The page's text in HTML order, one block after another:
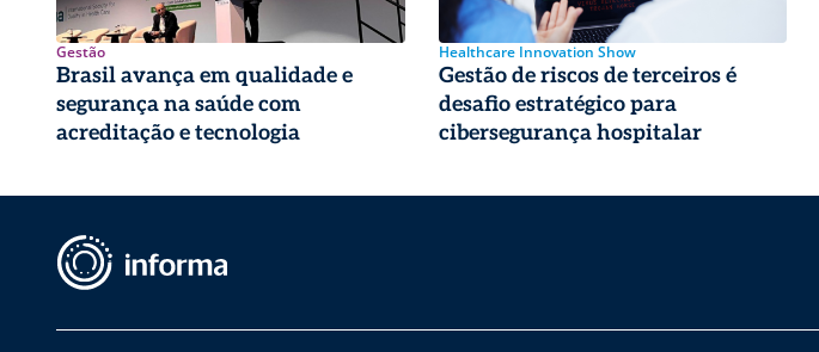
Gestão
Brasil avança em qualidade e
segurança na saúde com
acreditação e tecnologia
Healthcare Innovation Show
Gestão de riscos de terceiros é
desafio estratégico para
cibersegurança hospitalar